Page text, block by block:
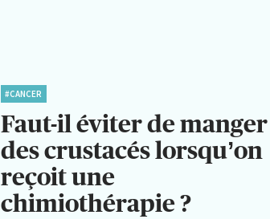
#CANCER
Faut-il éviter de manger
des crustacés lorsqu’on
reçoit une
chimiothérapie ?